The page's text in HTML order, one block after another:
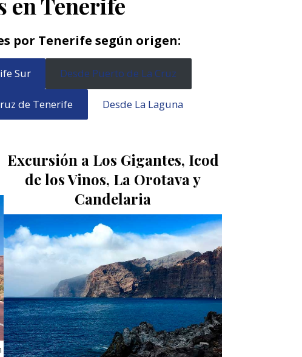
por Tenerife según origen:
Sur Desde Puerto de La Cruz
de Tenerife Desde La Laguna
Excursión a Los Gigantes, Icod
de los Vinos, La Orotava y
Candelaria